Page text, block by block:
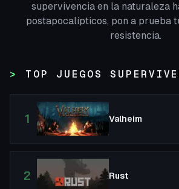
supervivencia en la naturaleza
postapocalípticos, pon a prueba
resistencia.
TOP JUEGOS
1 Valheim
2 Rust